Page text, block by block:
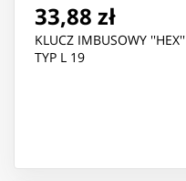
33,88 zł
KLUCZ IMBUSOWY ''HEX''
TYP L 19